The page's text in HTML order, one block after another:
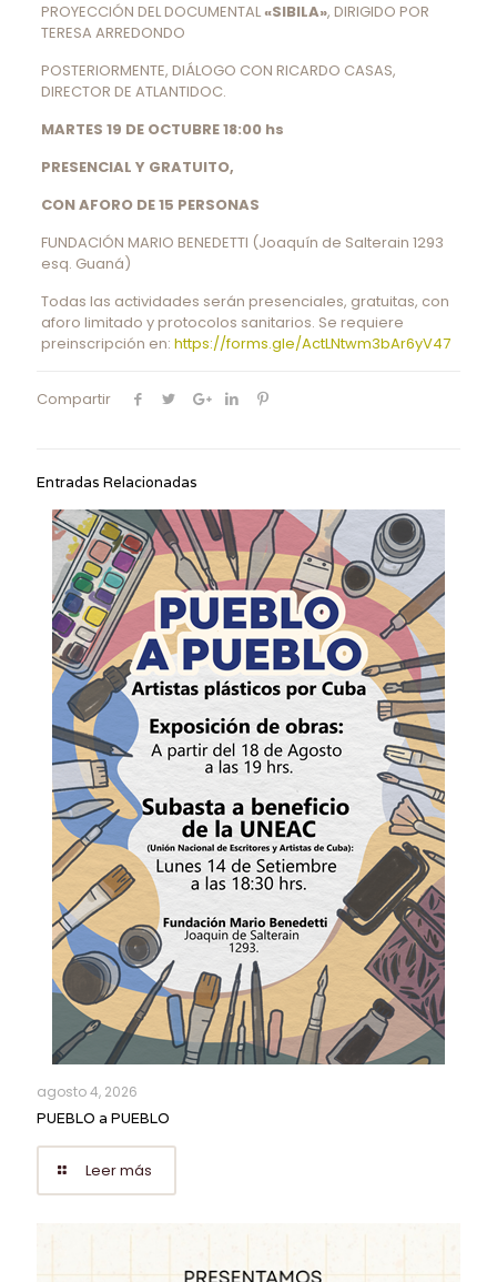
PROYECCIÓN DEL DOCUMENTAL «SIBILA», DIRIGIDO POR
TERESA ARREDONDO
POSTERIORMENTE, DIÁLOGO CON RICARDO CASAS,
DIRECTOR DE ATLANTIDOC.
MARTES 19 DE OCTUBRE 18:00 hs
PRESENCIAL Y GRATUITO,
CON AFORO DE 15 PERSONAS
FUNDACIÓN MARIO BENEDETTI (Joaquín de Salterain 1293
esq. Guaná)
Todas las actividades serán presenciales, gratuitas, con
aforo limitado y protocolos sanitarios. Se requiere
preinscripción en: https://forms.gle/ActLNtwm3bAr6yV47
Compartir
Entradas Relacionadas
agosto 4, 2026
PUEBLO a PUEBLO
Leer más